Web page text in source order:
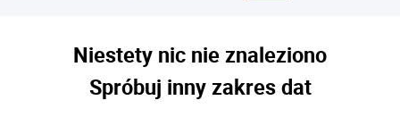
Niestety nic nie znaleziono
Spróbuj inny zakres dat